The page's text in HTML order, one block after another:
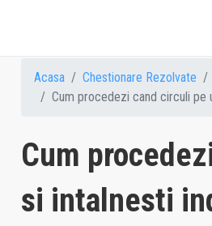
Acasa Chestionare Rezolvate
Cum procedezi cand circuli pe
Cum
si intalnesti